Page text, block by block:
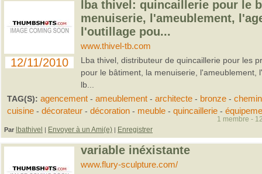
12/11/2010
lba thivel: quincaillerie pour le
menuiserie, l'ameublement,
l'outillage pou...
www.thivel-tb.com
Lba thivel, distributeur de quincaillerie pour les
pour le bâtiment, la menuiserie, l'ameublement,
lb...
TAG(S): agencement - ameublement - architecte - bronze -
cuisine - décorateur - décoration - meuble - quincaillerie -
Par lbathivel | Envoyer à un Ami(e) | Enregistrer
1 membre -
variable inéxistante
www.flury-sculpture.com/